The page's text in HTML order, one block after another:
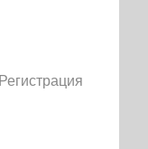
Регистрация